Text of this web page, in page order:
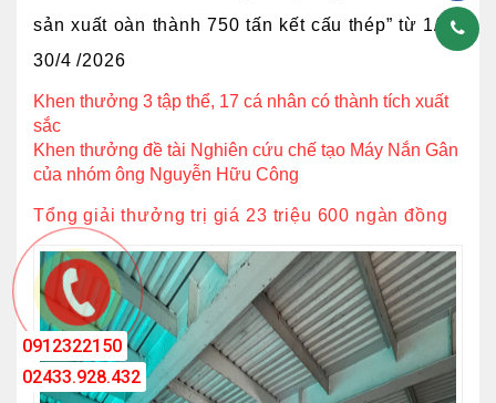
sản xuất oàn thành 750 tấn kết cấu thép” từ 1/4 -
30/4 /2026
Khen thưởng 3 tập thể, 17 cá nhân có thành tích xuất
sắc
Khen thưởng đề tài Nghiên cứu chế tạo Máy Nắn Gân
của nhóm ông Nguyễn Hữu Công
Tổng giải thưởng trị giá 23 triệu 600 ngàn đồng
0912322150
02433.928.432